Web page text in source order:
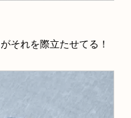
がそれを際立たせてる！